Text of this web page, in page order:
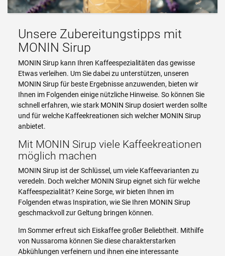
Unsere Zubereitungstipps mit
MONIN Sirup
MONIN Sirup kann Ihren Kaffeespezialitäten das gewisse
Etwas verleihen. Um Sie dabei zu unterstützen, unseren
MONIN Sirup für beste Ergebnisse anzuwenden, bieten wir
Ihnen im Folgenden einige nützliche Hinweise. So können Sie
schnell erfahren, wie stark MONIN Sirup dosiert werden sollte
und für welche Kaffeekreationen sich welcher MONIN Sirup
anbietet.
Mit MONIN Sirup viele Kaffeekreationen
möglich machen
MONIN Sirup ist der Schlüssel, um viele Kaffeevarianten zu
veredeln. Doch welcher MONIN Sirup eignet sich für welche
Kaffeespezialität? Keine Sorge, wir bieten Ihnen im
Folgenden etwas Inspiration, wie Sie Ihren MONIN Sirup
geschmackvoll zur Geltung bringen können.
Im Sommer erfreut sich Eiskaffee großer Beliebtheit. Mithilfe
von Nussaroma können Sie diese charakterstarken
Abkühlungen verfeinern und ihnen eine interessante